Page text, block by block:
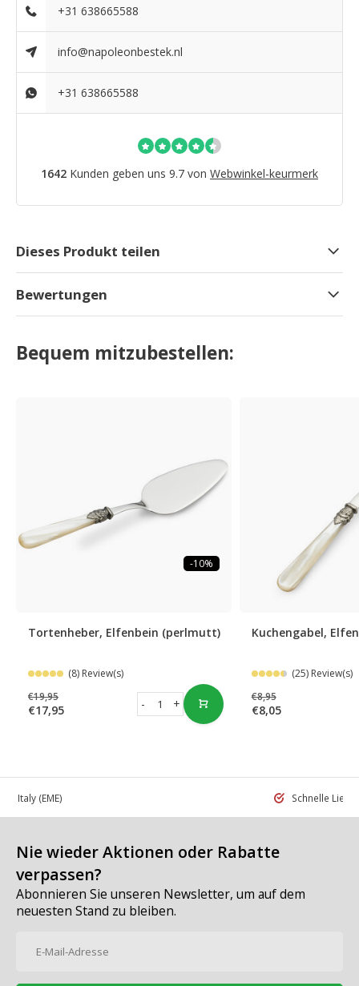
+31 638665588
info@napoleonbestek.nl
+31 638665588
1642 Kunden geben uns 9.7 von Webwinkel-keurmerk
Dieses Produkt teilen
Bewertungen
Bequem mitzubestellen:
-10%
Tortenheber, Elfenbein (perlmutt)
(8) Review(s)
€19,95
€17,95 +
-
Kuchengabel,
(25) Review(s)
€8,95
€8,05
in Italy (EME) Schnelle
Nie wieder Aktionen oder Rabatte
verpassen?
Abonnieren Sie unseren Newsletter, um auf dem
neuesten Stand zu bleiben.